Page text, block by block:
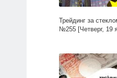
Трейдинг за
№255 [Четверг, 19